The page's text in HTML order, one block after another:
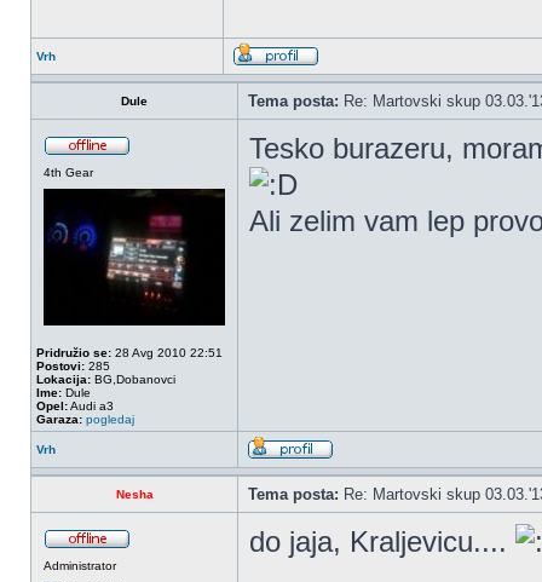
Vrh
Dule Tema posta: Re: Martovski skup
4th Gear
Pridružio se: 28 Avg 2010 22:51
Postovi: 285
Lokacija: BG,Dobanovci
Ime: Dule
Opel:Audi a3
Garaza: pogledaj
Tesko burazeru,
Ali zelim vam lep
Vrh
Nesha Tema posta: Re: Martovski skup
Administrator
do jaja, Kraljevicu....